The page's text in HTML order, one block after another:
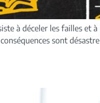
à déceler les failles et
sont